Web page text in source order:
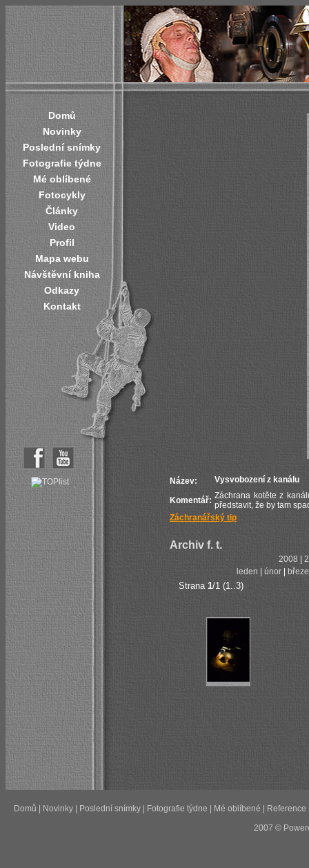
Domů
Novinky
Poslední snímky
Fotografie týdne
Mé oblíbené
Fotocykly
Články
Video
Profil
Mapa webu
Návštěvní kniha
Odkazy
Kontakt
Název: Vysvobození z kanálu
Komentář: Záchrana kotěte z
představit, že by tam
Záchranářský tip
Archiv f. t.
2008
leden
únor
Strana 1/1 (1..3)
Domů Novinky| Poslední snímky| Fotografie týdne Mé oblíbené Reference
2007 ©